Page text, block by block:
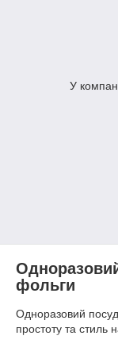
У
фольги
Одноразовий
простоту та стиль